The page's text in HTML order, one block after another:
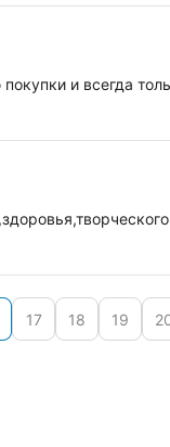
и всегда
17 18 19